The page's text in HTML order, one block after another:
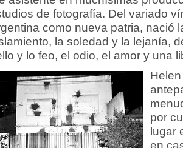
de fotografía. Del variado
como nueva patria, nació
la soledad y la lejanía,
y lo feo, el odio, el amor y una
por
lugar
en